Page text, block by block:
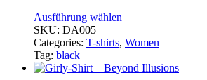
Ausführung wählen
SKU: DA005
Categories: T-shirts, Women
Tag: black